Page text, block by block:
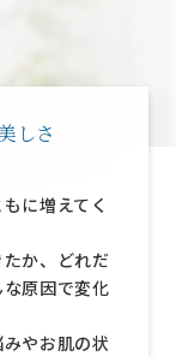
しさ
に増えてく
か、どれだ
原因で変化
やお肌の状